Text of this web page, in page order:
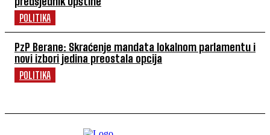
POLITIKA
PzP Berane: Skraćenje mandata lokalnom parlamentu i
novi izbori jedina preostala opcija
POLITIKA